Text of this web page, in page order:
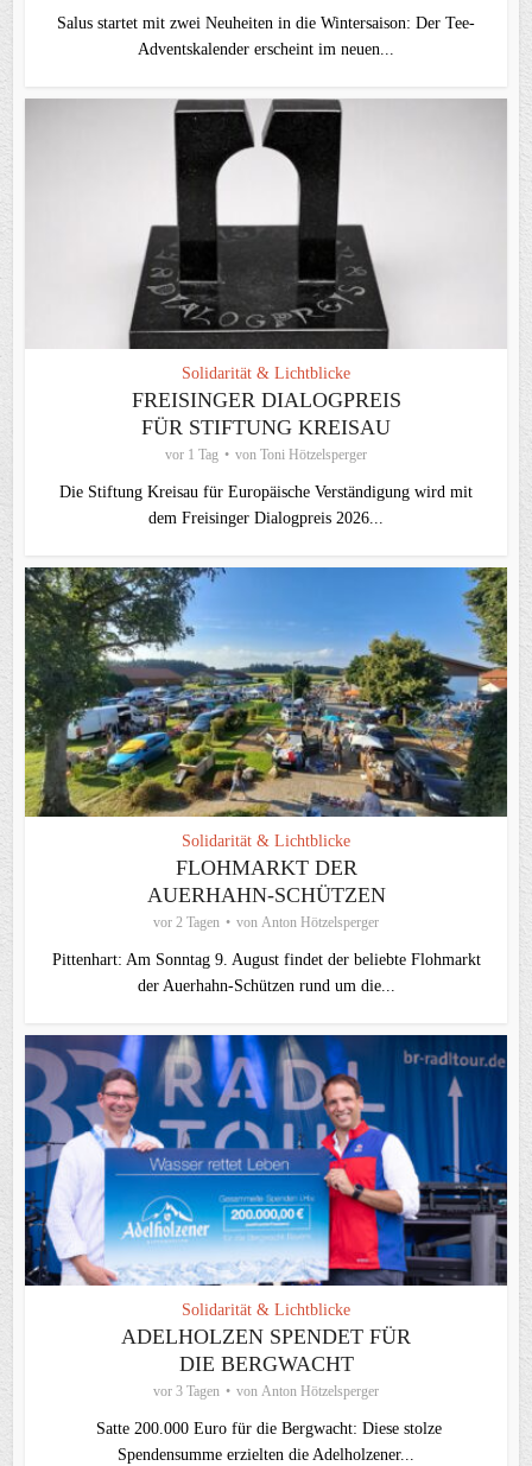
Salus startet mit zwei Neuheiten in die Wintersaison: Der Tee-
Adventskalender erscheint im neuen...
Solidarität & Lichtblicke
FREISINGER DIALOGPREIS
FÜR STIFTUNG KREISAU
vor 1 Tag von Toni Hötzelsperger
Die Stiftung Kreisau für Europäische Verständigung wird mit
dem Freisinger Dialogpreis 2026...
Solidarität & Lichtblicke
FLOHMARKT DER
AUERHAHN-SCHÜTZEN
vor 2 Tagen von Anton Hötzelsperger
Pittenhart: Am Sonntag 9. August findet der beliebte Flohmarkt
der Auerhahn-Schützen rund um die...
Solidarität & Lichtblicke
ADELHOLZEN SPENDET FÜR
DIE BERGWACHT
vor 3 Tagen von Anton Hötzelsperger
Satte 200.000 Euro für die Bergwacht: Diese stolze
Spendensumme erzielten die Adelholzener...